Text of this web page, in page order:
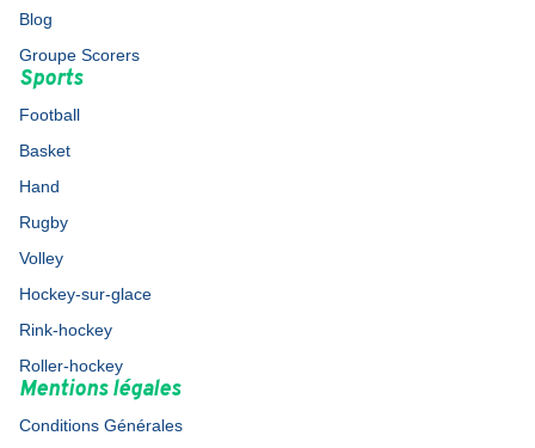
Blog
Groupe Scorers
Sports
Football
Basket
Hand
Rugby
Volley
Hockey-sur-glace
Rink-hockey
Roller-hockey
Mentions légales
Conditions Générales